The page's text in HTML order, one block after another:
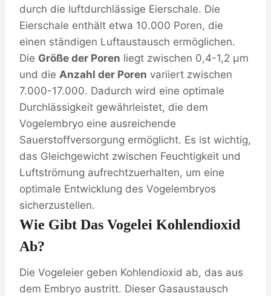
durch die luftdurchlässige Eierschale. Die
Eierschale enthält etwa 10.000 Poren, die
einen ständigen Luftaustausch ermöglichen.
Die Größe der Poren liegt zwischen 0,4-1,2 µm
und die Anzahl der Poren variiert zwischen
7.000-17.000. Dadurch wird eine optimale
Durchlässigkeit gewährleistet, die dem
Vogelembryo eine ausreichende
Sauerstoffversorgung ermöglicht. Es ist wichtig,
das Gleichgewicht zwischen Feuchtigkeit und
Luftströmung aufrechtzuerhalten, um eine
optimale Entwicklung des Vogelembryos
sicherzustellen.
Wie Gibt Das Vogelei Kohlendioxid
Ab?
Die Vogeleier geben Kohlendioxid ab, das aus
dem Embryo austritt. Dieser Gasaustausch